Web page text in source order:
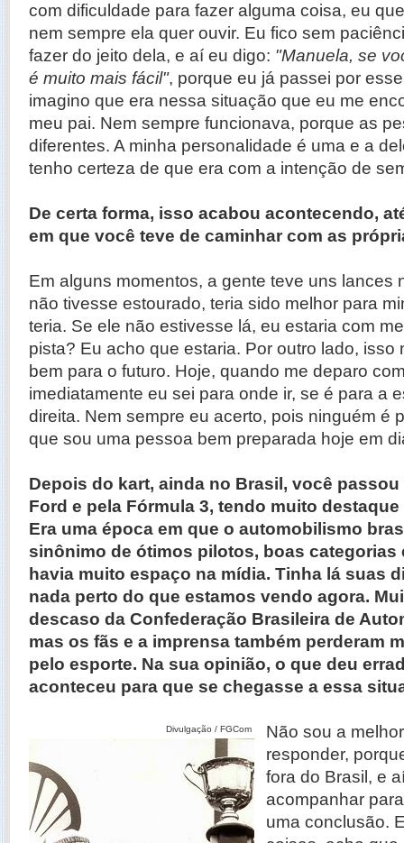
com dificuldade para fazer alguma coisa, eu
nem sempre ela quer ouvir. Eu fico sem
fazer do jeito dela, e aí eu digo: "Manuela, se
é muito mais fácil", porque eu já passei por
imagino que era nessa situação que eu me
meu pai. Nem sempre funcionava, porque as
diferentes. A minha personalidade é uma e a
tenho certeza de que era com a intenção de
De certa forma, isso acabou acontecendo,
em que você teve de caminhar com as
Em alguns momentos, a gente teve uns lances
não tivesse estourado, teria sido melhor para
teria. Se ele não estivesse lá, eu estaria com
pista? Eu acho que estaria. Por outro lado, isso
bem para o futuro. Hoje, quando me deparo
imediatamente eu sei para onde ir, se é para a
direita. Nem sempre eu acerto, pois ninguém é
que sou uma pessoa bem preparada hoje em
Depois do kart, ainda no Brasil, você
Ford e pela Fórmula 3, tendo muito
Era uma época em que o automobilismo
sinônimo de ótimos pilotos, boas categorias
havia muito espaço na mídia. Tinha lá suas
nada perto do que estamos vendo agora.
descaso da Confederação Brasileira de
mas os fãs e a imprensa também perderam
pelo esporte. Na sua opinião, o que deu
aconteceu para que se chegasse a essa
Divulgação / FGCom
Não sou a
responder,
fora do Brasil, e
acompanhar
uma conclusão.